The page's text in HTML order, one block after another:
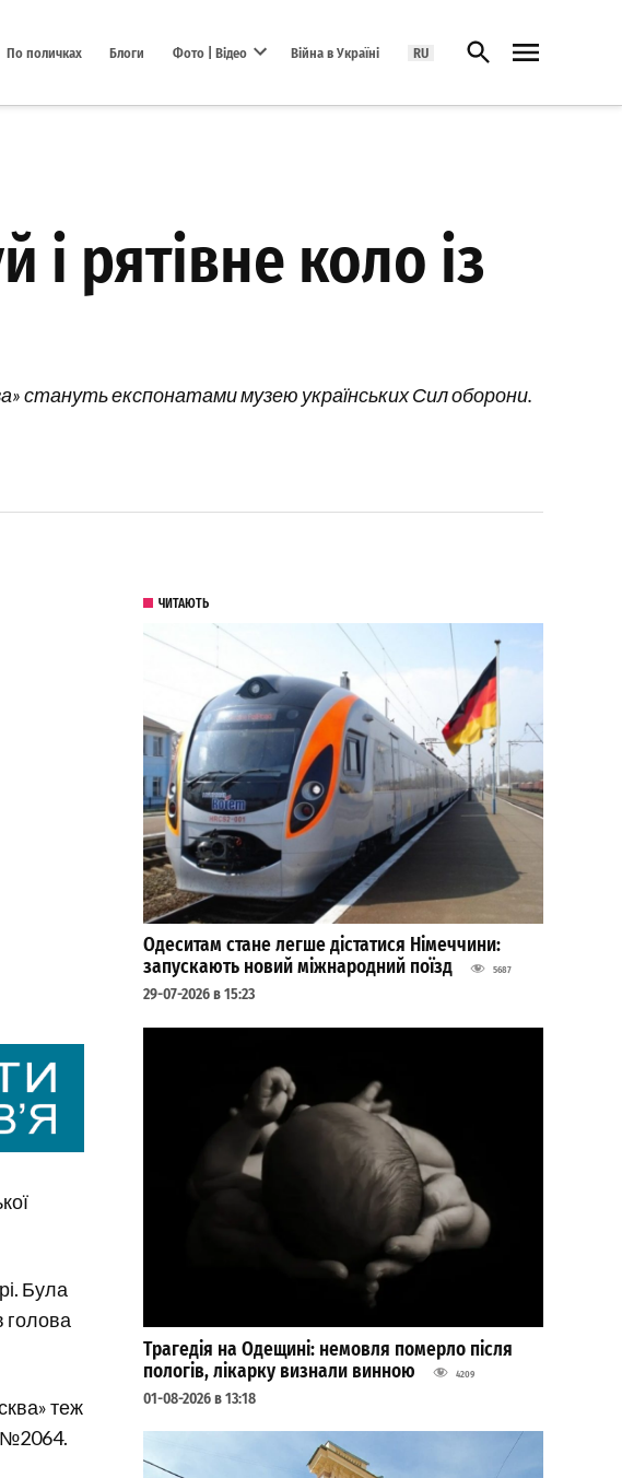
По поличках Блоги Фото | Відео Війна в Україні RU Відкрити пошук
рятівне коло із
стануть експонатами музею українських Сил оборони.
Була
голова
теж
№2064.
ЧИТАЮТЬ
Одеситам стане легше дістатися Німеччини:
запускають новий міжнародний поїзд
5687
29-07-2026 в 15:23
Трагедія на Одещині: немовля померло після
пологів, лікарку визнали винною
4209
01-08-2026 в 13:18